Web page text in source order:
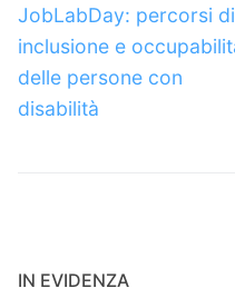
articoli
Articolo
precedente:
JobLabDay: percorsi di
inclusione e
delle persone con
disabilità
IN EVIDENZA